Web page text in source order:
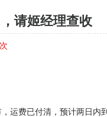
请姬经理查收
次
运费已付清，预计两日内到